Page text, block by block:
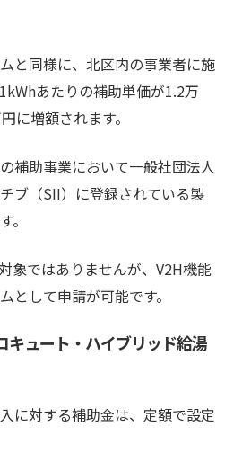
と同様に、北区内の事業者に施
あたりの補助単価が1.2万
に増額されます。
補助事業において一般社団法人
ブ（SII）に登録されている製
。
象ではありませんが、V2H機能
として申請が可能です。
キュート・ハイブリッド給湯
に対する補助金は、定額で設定